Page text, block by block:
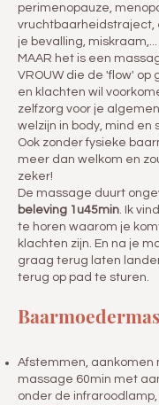
perimenopauze,
vruchtbaarheidstraject,
je bevalling, miskraam,...
MAAR het is een
VROUW die de 'flow' op
en klachten wil
zelfzorg voor je
welzijn in body, mind en
Ook zonder fysieke
meer dan welkom en
zeker!
De massage duurt
beleving 1u45min. Ik
te horen waarom je
klachten zijn. En na je
graag terug laten
terug op pad te sturen.
Afstemmen, aankomen
massage 60min met
onder de